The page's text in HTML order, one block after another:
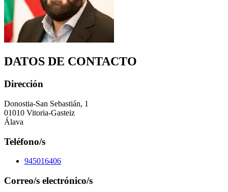
DATOS DE CONTACTO
Dirección
Donostia-San Sebastián, 1
01010 Vitoria-Gasteiz
Álava
Teléfono/s
945016406
Correo/s electrónico/s